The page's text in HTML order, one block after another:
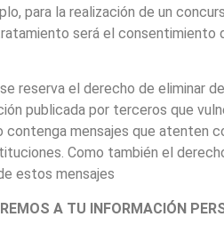
para la realización de un
será el consentimiento
reserva el derecho de eliminar
publicada por terceros que
contenga mensajes que atenten
Como también el
estos mensajes
A TU INFORMACIÓN